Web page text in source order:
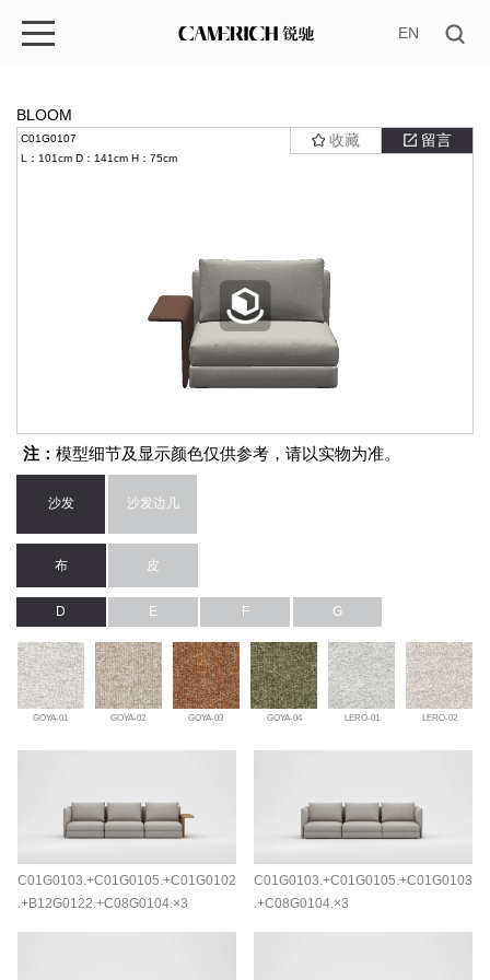
EN
BLOOM
C01G0107 收藏 留言
L：101cm D：141cm H：75cm
注： 模型细节及显示颜色仅供参考，请以实物为准。
沙发 沙发边几
布 皮
D E F G
GOYA-01 GOYA-02 GOYA-03 GOYA-04 LERO-01 LERO-02
C01G0103.+C01G0105.+C01G0102
.+B12G0122.+C08G0104.×3
C01G0103.+C01G0105.+C01G0103
.+C08G0104.×3